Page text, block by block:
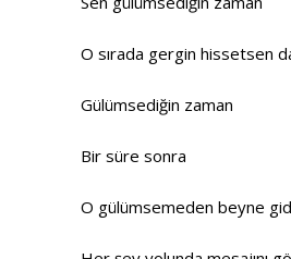
O sırada gergin hissetsen
Gülümsediğin zaman
Bir süre sonra
O gülümsemeden beyne